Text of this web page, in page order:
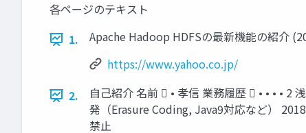
各ページのテキスト
1.
Apache Hadoop HDFSの最新機能の紹介
https://www.yahoo.co.jp/
2.
自己紹介 名前  • 孝信 業務履歴  • • • •
発（Erasure Coding, Java9対応など）
禁止